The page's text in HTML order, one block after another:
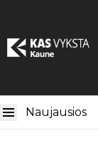
Naujausios